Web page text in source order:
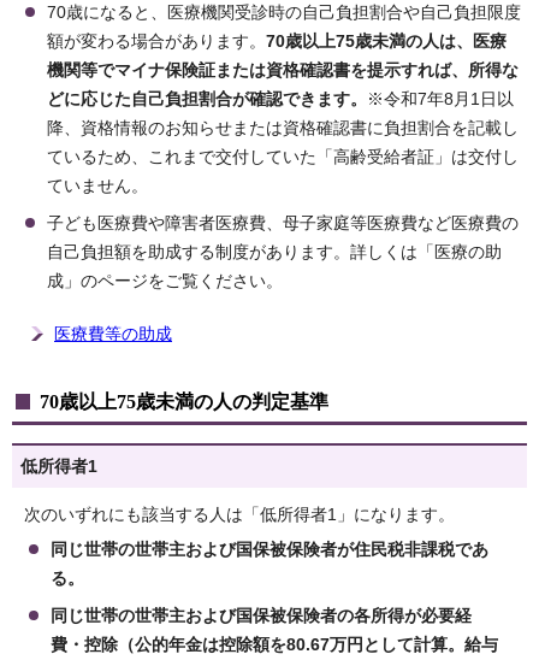
70歳になると、医療機関受診時の自己負担割合や自己負担限度
額が変わる場合があります。 70歳以上75歳未満の人は、医療
機関等でマイナ保険証または資格確認書を提示すれば、所得な
どに応じた自己負担割合が確認できます。
※令和7年8月1日以
降、資格情報のお知らせまたは資格確認書に負担割合を記載し
ているため、これまで交付していた「高齢受給者証」は交付し
ていません。
子ども医療費や障害者医療費、母子家庭等医療費など医療費の
自己負担額を助成する制度があります。詳しくは「医療の助
成」のページをご覧ください。
医療費等の助成
70歳以上75歳未満の人の判定基準
低所得者1
次のいずれにも該当する人は「低所得者1」になります。
同じ世帯の世帯主および国保被保険者が住民税非課税であ
る。
同じ世帯の世帯主および国保被保険者の各所得が必要経
費・控除（公的年金は控除額を80.67万円として計算。給与